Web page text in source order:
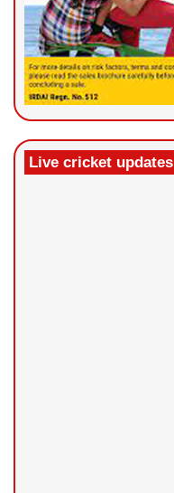
Live cricket updates